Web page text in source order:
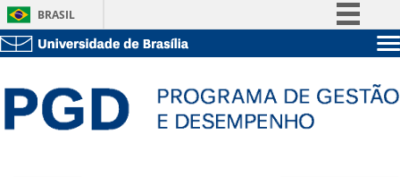
BRASIL
Participe
Acesso à informação
Unidades acadêmicas
Estude na UnB